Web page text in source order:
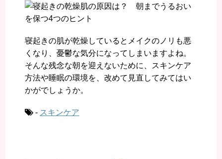
寝起きの肌が乾燥しているとメイクのノリも悪
くなり、憂鬱な気分になってしまいますよね。
そんな残念な朝を迎えないために、スキンケア
方法や睡眠の環境を、改めて見直してみてはい
かがでしょうか。
- スキンケア